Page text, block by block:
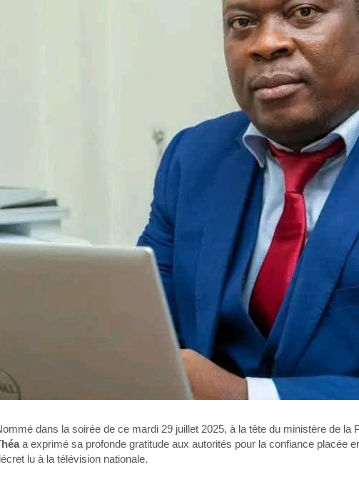
dans la soirée de ce mardi 29 juillet 2025, à la tête du ministère de la
a exprimé sa profonde gratitude aux autorités pour la confiance placée
lu à la télévision nationale.